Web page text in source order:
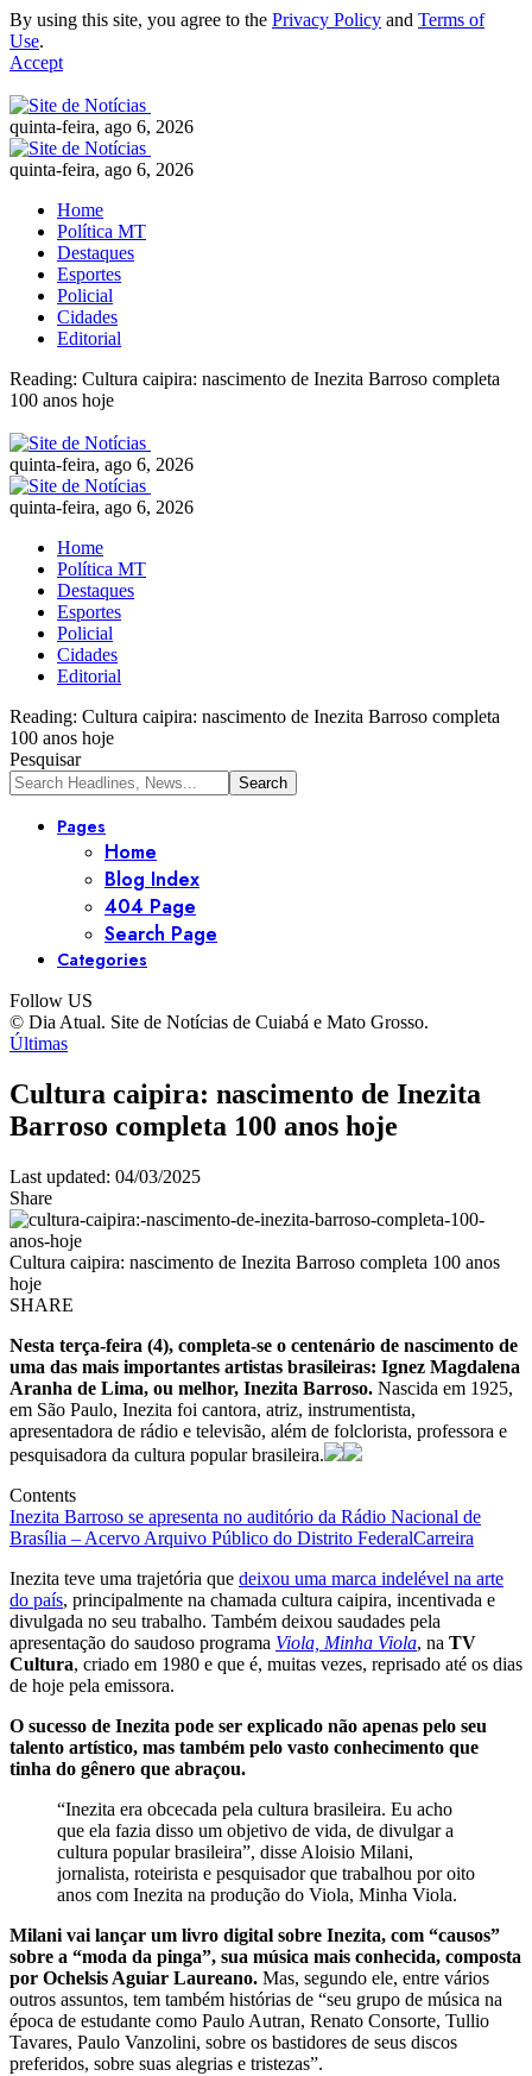
By using this site, you agree to the Privacy Policy and Terms of
Use.
Accept
quinta-feira, ago 6, 2026
quinta-feira, ago 6, 2026
Home
Política MT
Destaques
Esportes
Policial
Cidades
Editorial
Reading: Cultura caipira: nascimento de Inezita Barroso completa
100 anos hoje
quinta-feira, ago 6, 2026
quinta-feira, ago 6, 2026
Home
Política MT
Destaques
Esportes
Policial
Cidades
Editorial
Reading: Cultura caipira: nascimento de Inezita Barroso completa
100 anos hoje
Pesquisar
Pages
Home
Blog Index
404 Page
Search Page
Categories
Follow US
© Dia Atual. Site de Notícias de Cuiabá e Mato Grosso.
Últimas
Cultura caipira: nascimento de Inezita
Barroso completa 100 anos hoje
Last updated: 04/03/2025
Share
Cultura caipira: nascimento de Inezita Barroso completa 100 anos
hoje
SHARE
Nesta terça-feira (4), completa-se o centenário de nascimento de
uma das mais importantes artistas brasileiras: Ignez Magdalena
Aranha de Lima, ou melhor, Inezita Barroso. Nascida em 1925,
em São Paulo, Inezita foi cantora, atriz, instrumentista,
apresentadora de rádio e televisão, além de folclorista, professora e
pesquisadora da cultura popular brasileira.
Contents
Inezita Barroso se apresenta no auditório da Rádio Nacional de
Brasília – Acervo Arquivo Público do Distrito FederalCarreira
Inezita teve uma trajetória que deixou uma marca indelével na arte
do país, principalmente na chamada cultura caipira, incentivada e
divulgada no seu trabalho. Também deixou saudades pela
apresentação do saudoso programa Viola, Minha Viola, na TV
Cultura, criado em 1980 e que é, muitas vezes, reprisado até os dias
de hoje pela emissora.
O sucesso de Inezita pode ser explicado não apenas pelo seu
talento artístico, mas também pelo vasto conhecimento que
tinha do gênero que abraçou.
“Inezita era obcecada pela cultura brasileira. Eu acho
que ela fazia disso um objetivo de vida, de divulgar a
cultura popular brasileira”, disse Aloisio Milani,
jornalista, roteirista e pesquisador que trabalhou por oito
anos com Inezita na produção do Viola, Minha Viola.
Milani vai lançar um livro digital sobre Inezita, com “causos”
sobre a “moda da pinga”, sua música mais conhecida, composta
por Ochelsis Aguiar Laureano. Mas, segundo ele, entre vários
outros assuntos, tem também histórias de “seu grupo de música na
época de estudante como Paulo Autran, Renato Consorte, Tullio
Tavares, Paulo Vanzolini, sobre os bastidores de seus discos
preferidos, sobre suas alegrias e tristezas”.